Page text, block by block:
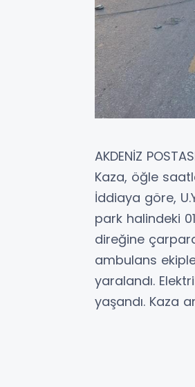
AKDENİZ
Kaza, öğle
İddiaya göre,
park halindeki
direğine
ambulans
yaralandı.
yaşandı. Kaza